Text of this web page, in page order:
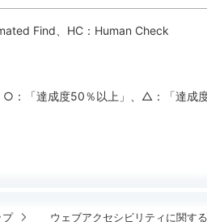
Find 、HC： Human Check
：「達成度50％以上」、△：「達成
プ ウェブアクセシビリティに関す